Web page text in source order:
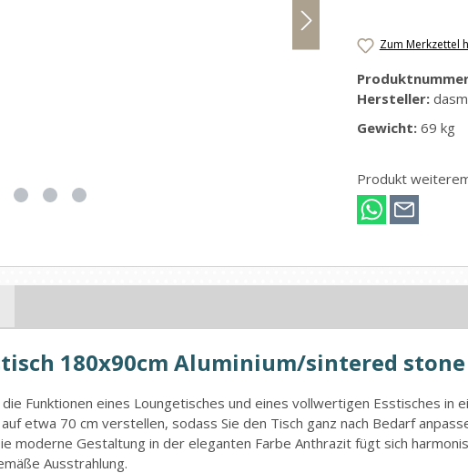
Zum Merkzettel
Hersteller:
Gewicht: 69 kg
Produkt
180x90cm Aluminium/sintered
Funktionen eines Loungetisches und eines vollwertigen Esstisches in
etwa 70 cm verstellen, sodass Sie den Tisch ganz nach Bedarf
moderne Gestaltung in der eleganten Farbe Anthrazit fügt sich
Ausstrahlung.